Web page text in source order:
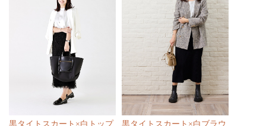
黒タイトスカート×白トップ
黒タイトスカート×白ブラウ